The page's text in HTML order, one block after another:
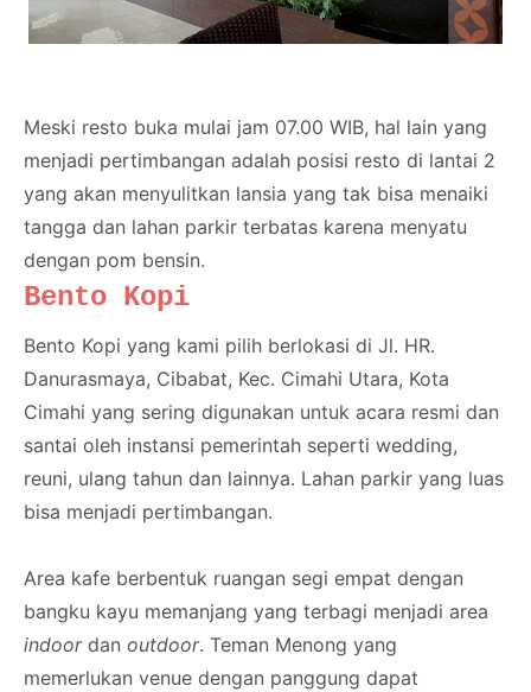
Meski resto buka mulai jam 07.00 WIB, hal lain yang
menjadi pertimbangan adalah posisi resto di lantai 2
yang akan menyulitkan lansia yang tak bisa menaiki
tangga dan lahan parkir terbatas karena menyatu
dengan pom bensin.
Bento Kopi
Bento Kopi yang kami pilih berlokasi di Jl. HR.
Danurasmaya, Cibabat, Kec. Cimahi Utara, Kota
Cimahi yang sering digunakan untuk acara resmi dan
santai oleh instansi pemerintah seperti wedding,
reuni, ulang tahun dan lainnya. Lahan parkir yang luas
bisa menjadi pertimbangan.
Area kafe berbentuk ruangan segi empat dengan
bangku kayu memanjang yang terbagi menjadi area
indoordan outdoor. Teman Menong yang
memerlukan venue dengan panggung dapat